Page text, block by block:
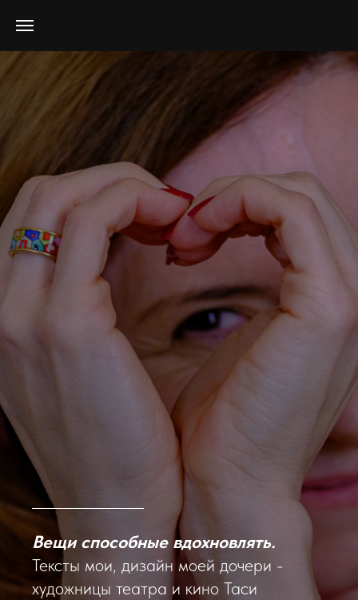
Вещи способные вдохновлять.
Тексты мои, дизайн моей дочери -
художницы театра и кино Таси